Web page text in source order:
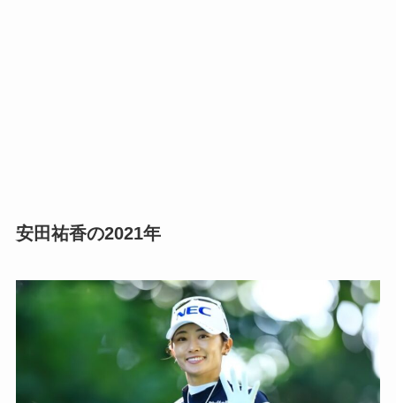
安田祐香の2021年